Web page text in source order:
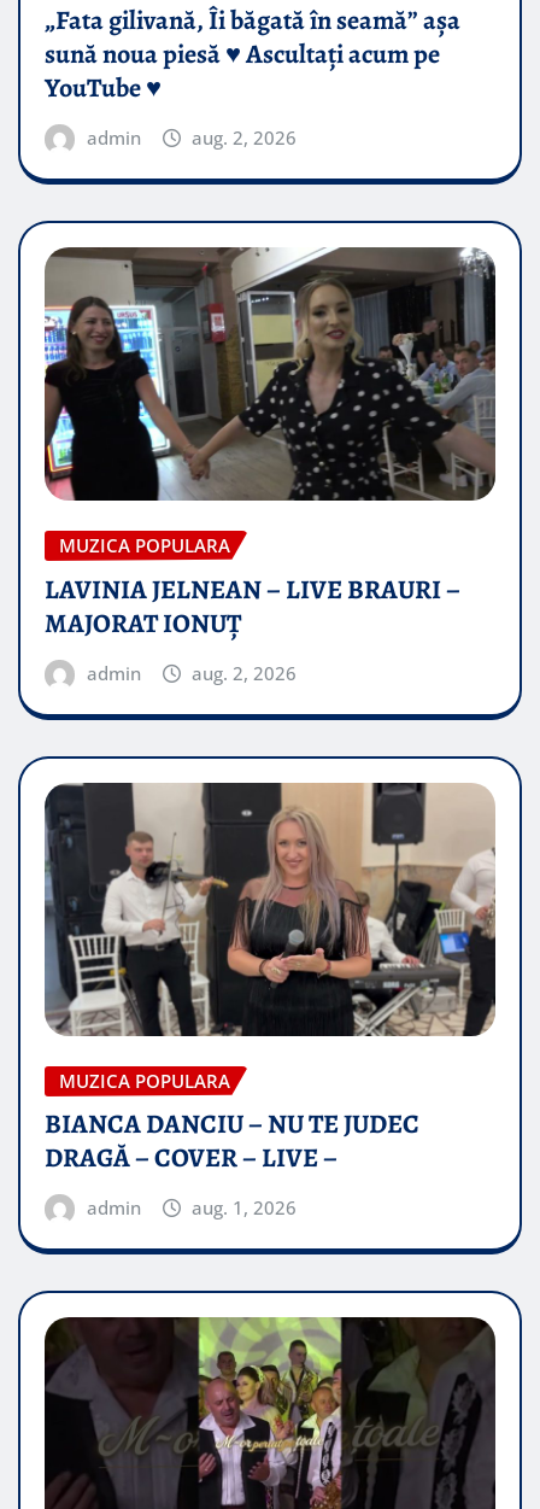
„Fata gilivană, Îi băgată în seamă” așa
sună noua piesă ♥️ Ascultați acum pe
YouTube ♥️
admin aug. 2, 2026
MUZICA POPULARA
LAVINIA JELNEAN – LIVE BRAURI –
MAJORAT IONUŢ
admin aug. 2, 2026
MUZICA POPULARA
BIANCA DANCIU – NU TE JUDEC
DRAGĂ – COVER – LIVE –
admin aug. 1, 2026